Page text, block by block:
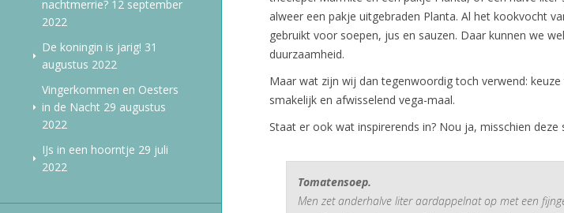
nachtmerrie? 12 september
2022
De koningin is jarig! 31
augustus 2022
Vingerkommen en Oesters
in de Nacht 29 augustus
2022
IJs in een hoorntje 29 juli
2022
alweer een pakje uitgebraden Planta. Al het kookvocht
gebruikt voor soepen, jus en sauzen. Daar kunnen we
duurzaamheid.
Maar wat zijn wij dan tegenwoordig toch verwend:
smakelijk en afwisselend vega-maal.
Staat er ook wat inspirerends in? Nou ja, misschien
Tomatensoep.
Men zet anderhalve liter aardappelnat op met een